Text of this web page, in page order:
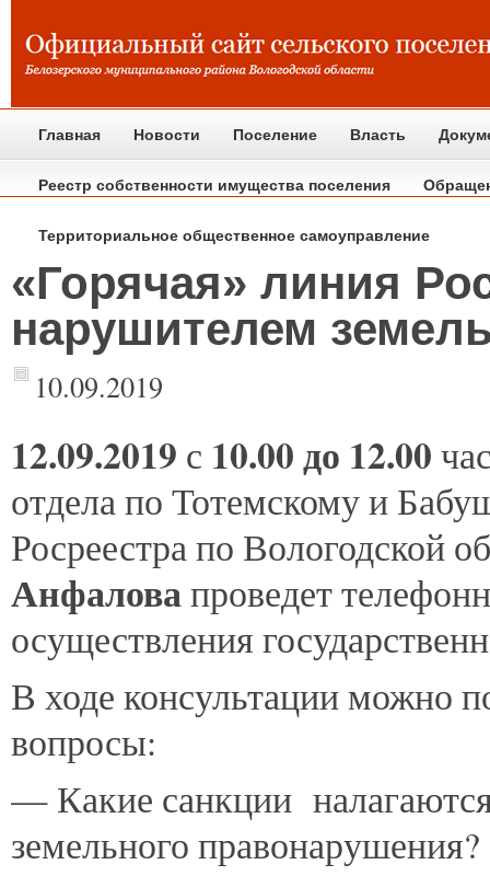
Главная Новости Поселение Власть
Реестр собственности имущества поселения
Территориальное общественное самоуправление
«Горячая» линия
нарушителем
10.09.2019
12.09.2019 с 10.00 до 12.00
отдела по Тотемскому и
Росреестра по Вологодской
Анфаловапроведет
осуществления
В ходе консультации можно
вопросы:
— Какие санкции
земельного правонарушения?